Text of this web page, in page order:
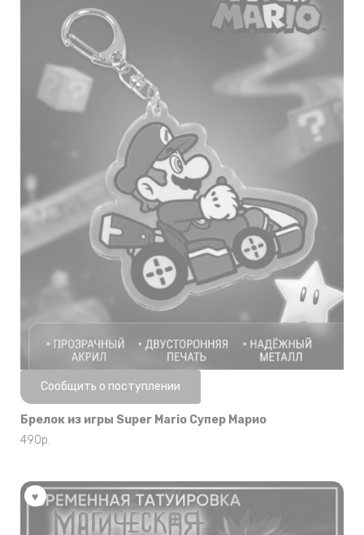
Нет в наличии
Сообщить о поступлении
Брелок из игры Super Mario Супер Марио
490р.